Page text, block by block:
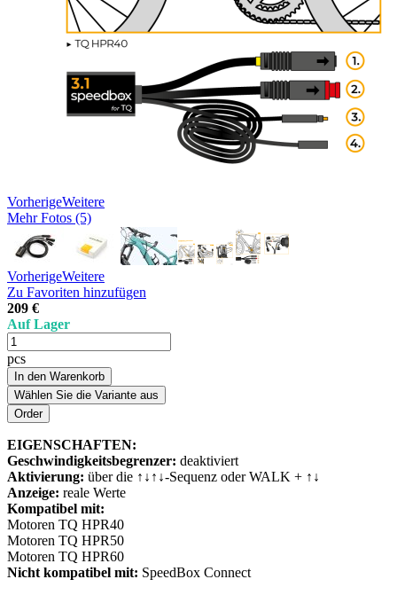
VorherigeWeitere
Mehr Fotos (5)
VorherigeWeitere
Zu Favoriten hinzufügen
209 €
Auf Lager
pcs
In den Warenkorb
Wählen Sie die Variante aus
EIGENSCHAFTEN:
Geschwindigkeitsbegrenzer: deaktiviert
Aktivierung: über die ↑↓↑↓-Sequenz oder WALK + ↑↓
Anzeige: reale Werte
Kompatibel mit:
Motoren TQ HPR40
Motoren TQ HPR50
Motoren TQ HPR60
Nicht kompatibel mit: SpeedBox Connect